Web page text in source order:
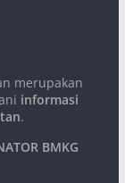
merupakan
informasi
.
BMKG